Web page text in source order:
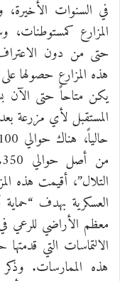
في السنوات
المزارع كمستوطنات،
حتى من دون
هذه المزارع حصولها
يكن متاحاً حتى الآن
المستقبل لأي مزرعة
التلال”، أقيمت هذه
العسكرية بهدف
معظم الأراضي للرعي
الالتماسات التي
هذه الممارسات.